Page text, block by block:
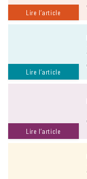
Lire l’article
Lire l’article
Lire l’article